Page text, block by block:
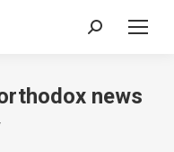
Search:
news